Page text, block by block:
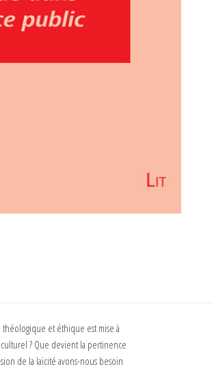
et éthique est mise à
? Que devient la pertinence
de la laïcité avons-nous besoin